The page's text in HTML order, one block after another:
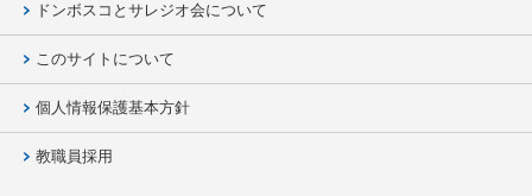
ドンボスコとサレジオ会について
このサイトについて
個人情報保護基本方針
教職員採用